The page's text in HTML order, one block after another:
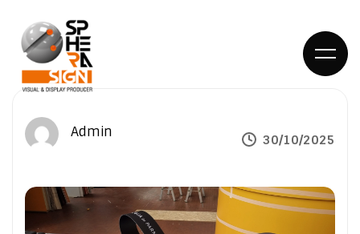
HOME
Admin 30/10/2025